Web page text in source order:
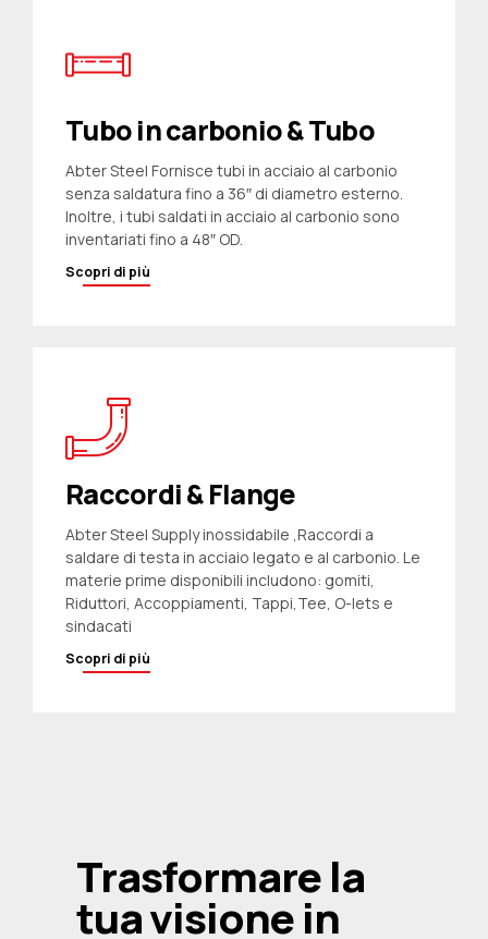
Tubo in carbonio & Tubo
Abter Steel Fornisce tubi in acciaio al carbonio
senza saldatura fino a 36″ di diametro esterno.
Inoltre, i tubi saldati in acciaio al carbonio sono
inventariati fino a 48″ OD.
Scopri di più
Raccordi & Flange
Abter Steel Supply inossidabile ,Raccordi a
saldare di testa in acciaio legato e al carbonio. Le
materie prime disponibili includono: gomiti,
Riduttori, Accoppiamenti, Tappi,Tee, O-lets e
sindacati
Scopri di più
Trasformare la
tua visione in